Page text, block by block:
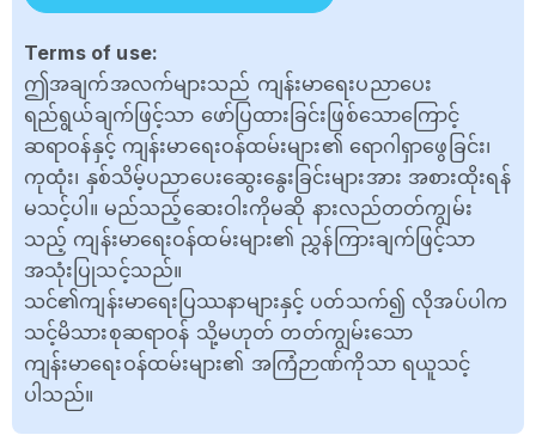
Terms of use:
ဤအချက်အလက်များသည် ကျန်းမာရေးပညာပေး
ရည်ရွယ်ချက်ဖြင့်သာ ဖော်ပြထားခြင်းဖြစ်သောကြောင့်
ဆရာဝန်နှင့် ကျန်းမာရေးဝန်ထမ်းများ၏ ရောဂါရှာဖွေခြင်း၊
ကုထုံး၊ နှစ်သိမ့်ပညာပေးဆွေးနွေးခြင်းများအား အစားထိုးရန်
မသင့်ပါ။ မည်သည့်ဆေးဝါးကိုမဆို နားလည်တတ်ကျွမ်း
သည့် ကျန်းမာရေးဝန်ထမ်းများ၏ ညွှန်ကြားချက်ဖြင့်သာ
အသုံးပြုသင့်သည်။
သင်၏ကျန်းမာရေးပြဿနာများနှင့် ပတ်သက်၍ လိုအပ်ပါက
သင့်မိသားစုဆရာဝန် သို့မဟုတ် တတ်ကျွမ်းသော
ကျန်းမာရေးဝန်ထမ်းများ၏ အကြံဉာဏ်ကိုသာ ရယူသင့်
ပါသည်။